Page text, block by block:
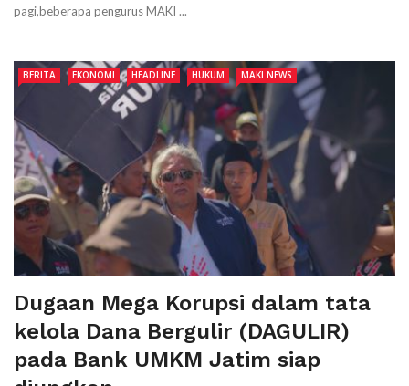
pagi,beberapa pengurus MAKI ...
BERITA EKONOMI HEADLINE HUKUM MAKI NEWS
Dugaan Mega Korupsi dalam tata
kelola Dana Bergulir (DAGULIR)
pada Bank UMKM Jatim siap